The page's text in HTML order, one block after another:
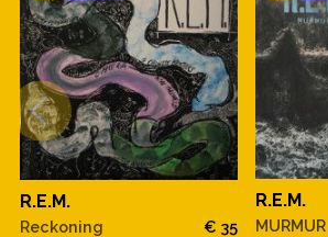
R.E.M.
Reckoning € 35
R.E.M.
MURMUR